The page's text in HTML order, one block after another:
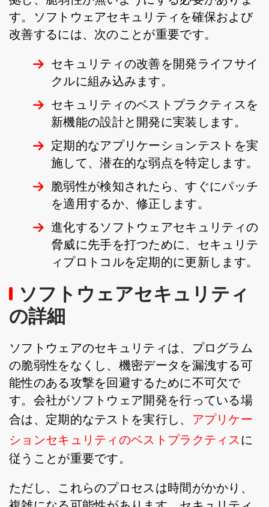
す。ソフトウェアセキュリティを確保および
改善するには、次のことが重要です。
セキュリティの改善を開発ライフサイ
クルに組み込みます。
セキュリティのベストプラクティスを
新機能の設計と開発に実装します。
定期的なアプリケーションテストを実
施して、潜在的な弱点を特定します。
脆弱性が検知されたら、すぐにパッチ
を適用するか、修正します。
進化するソフトウェアセキュリティの
脅威に先手を打つために、セキュリテ
ィプロトコルを定期的に更新します。
ソフトウェアセキュリティ
の詳細
ソフトウェアのセキュリティは、プログラム
の脆弱性をなくし、機密データを漏洩する可
能性のある攻撃を回避するために不可欠で
す。会社がソフトウェア開発を行っている場
合は、定期的なテストを実行し、
アプリケー
ションセキュリティのベストプラクティス に
従うことが重要です。
ただし、これらのプロセスは時間がかかり、